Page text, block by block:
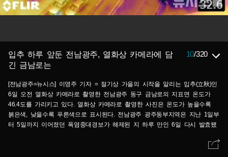
입추 하루 앞둔 전남광주, 열화상 카메라에 담
긴 금남로는
10/320
[전남광주=뉴시스] 이영주 기자 = 절기상 가을의 시작을 알리는 입추(立秋)인
6일 오전 열화상 카메라로 촬영한 전남광주 동구 금남로의 지표면 온도가
46.4도를 가리키고 있다. 열화상 카메라로 촬영한 사진은 온도가 높을수록
붉은색, 낮을수록 푸른색으로 표시된다. 전남광주 광주동부지역은 지난 1일부
터 5일까지 이어졌던 폭염중대경보가 해제된 지 하루 만인 6일 다시 발효됐